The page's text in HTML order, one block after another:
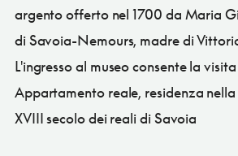
argento offerto nel 1700 da Maria
di Savoia-Nemours, madre di
L'ingresso al museo consente la
Appartamento reale, residenza
XVIII secolo dei reali di Savoia